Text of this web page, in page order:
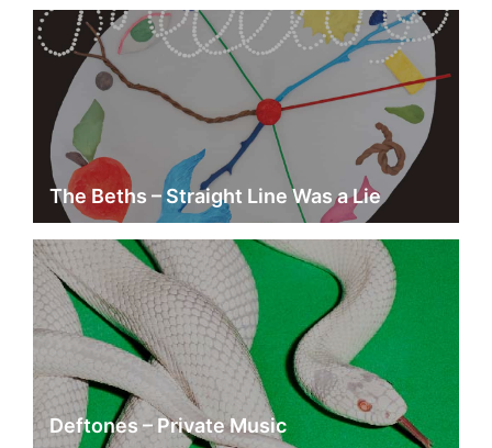
The Beths – Straight Line Was a Lie
Deftones – Private Music